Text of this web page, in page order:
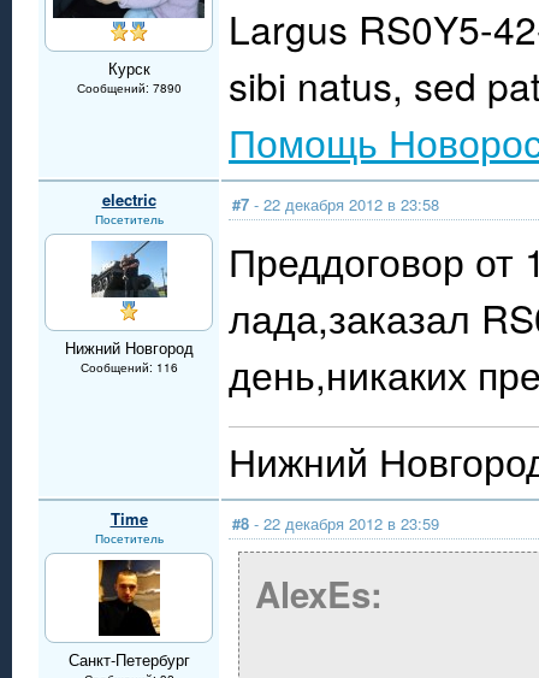
Курск
Сообщений: 7890
Largus RS0Y5-
sibi natus, sed
Помощь
electric
Посетитель
Нижний Новгород
Сообщений: 116
#7 - 22 декабря 2012 в 23:58
Преддоговор от
лада,заказал
день,никаких
Нижний
Time
Посетитель
Санкт-Петербург
#8 - 22 декабря 2012 в 23:59
AlexEs: